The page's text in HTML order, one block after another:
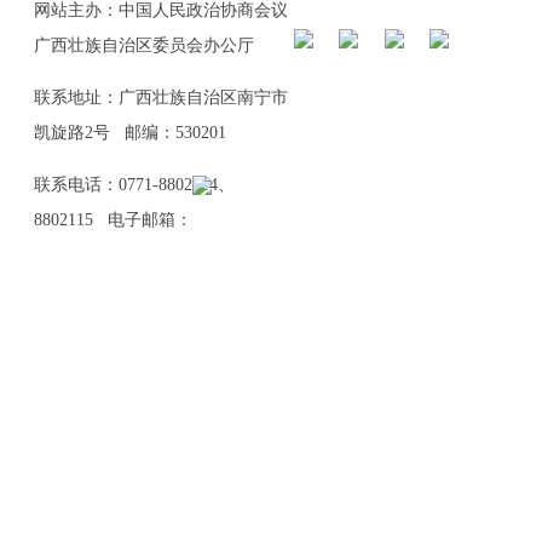
网站主办：中国人民政治协商会议
广西壮族自治区委员会办公厅
联系地址：广西壮族自治区南宁市
凯旋路2号 邮编：530201
联系电话：0771-8802114、
8802115 电子邮箱：